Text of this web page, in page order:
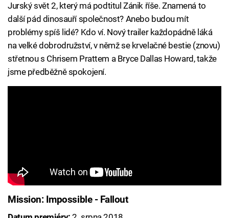
Jurský svět 2, který má podtitul Zánik říše. Znamená to
další pád dinosauří společnost? Anebo budou mít
problémy spíš lidé? Kdo ví. Nový trailer každopádně láká
na velké dobrodružství, v němž se krvelačné bestie (znovu)
střetnou s Chrisem Prattem a Bryce Dallas Howard, takže
jsme předběžně spokojení.
Mission: Impossible - Fallout